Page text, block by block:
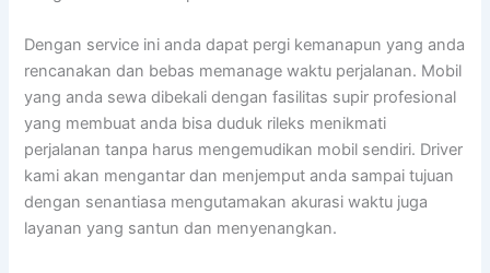
Dengan service ini anda dapat pergi kemanapun yang anda
rencanakan dan bebas memanage waktu perjalanan. Mobil
yang anda sewa dibekali dengan fasilitas supir profesional
yang membuat anda bisa duduk rileks menikmati
perjalanan tanpa harus mengemudikan mobil sendiri. Driver
kami akan mengantar dan menjemput anda sampai tujuan
dengan senantiasa mengutamakan akurasi waktu juga
layanan yang santun dan menyenangkan.